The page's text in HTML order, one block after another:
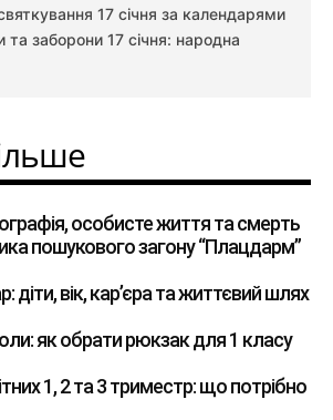
17 січня за календарями
заборони 17 січня: народна
особисте життя та смерть
пошукового загону “Плацдарм”
діти, вік, кар’єра та життєвий шлях
як обрати рюкзак для 1 класу
1, 2 та 3 триместр: що потрібно